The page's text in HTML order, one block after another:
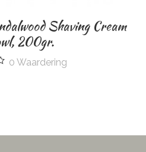
Shaving Cream